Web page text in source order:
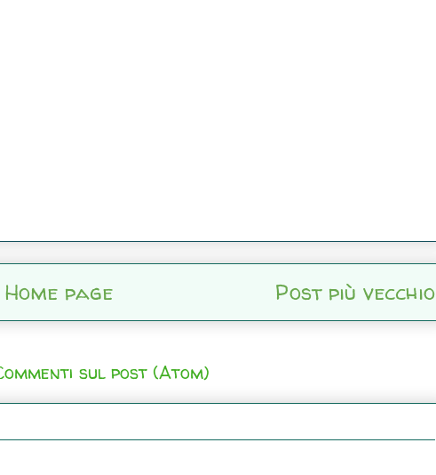
Post più vecchio
Home page
sul post (Atom)